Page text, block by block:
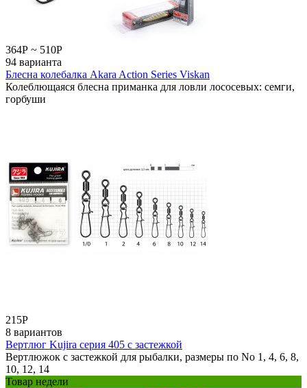
364Р ~ 510Р
94 варианта
Блесна колебалка Akara Action Series Viskan
Колеблющаяся блесна приманка для ловли лососевых: семги,
горбуши
215Р
8 вариантов
Вертлюг Kujira серия 405 с застежкой
Вертлюжок с застежкой для рыбалки, размеры по No 1, 4, 6, 8,
10, 12, 14
Товар недели